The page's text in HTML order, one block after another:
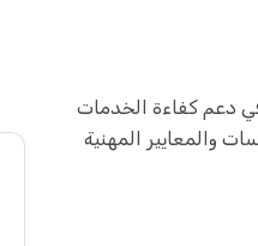
دعم كفاءة الخدمات
والمعايير المهنية